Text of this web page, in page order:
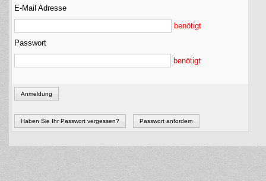
E-Mail Adresse
benötigt
Passwort
benötigt
Anmeldung
Haben Sie Ihr Passwort vergessen? Passwort anfordern